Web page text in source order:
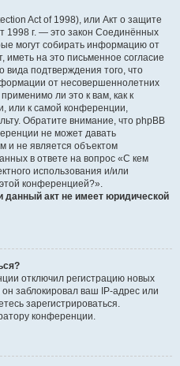
Act of 1998), или Акт о защите
1998 г. — это закон Соединённых
могут собирать информацию от
на это письменное согласие
вида подтверждения того, что
от несовершеннолетних
ли это к вам, как к
или к самой конференции,
Обратите внимание, что phpBB
не может давать
и не является объектом
в ответе на вопрос «С кем
использования и/или
конференцией?».
данный акт не имеет юридической
отключил регистрацию новых
заблокировал ваш IP-адрес или
зарегистрироваться.
конференции.